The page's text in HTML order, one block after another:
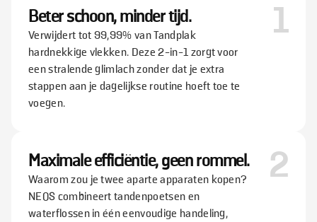
Beter schoon, minder tijd.
Verwijdert tot 99,99% van Tandplak
hardnekkige vlekken. Deze 2-in-1 zorgt voor
een stralende glimlach zonder dat je extra
stappen aan je dagelijkse routine hoeft toe te
voegen.
1
Maximale efficiëntie, geen rommel.
Waarom zou je twee aparte apparaten kopen?
NEOS combineert tandenpoetsen en
waterflossen in één eenvoudige handeling,
2